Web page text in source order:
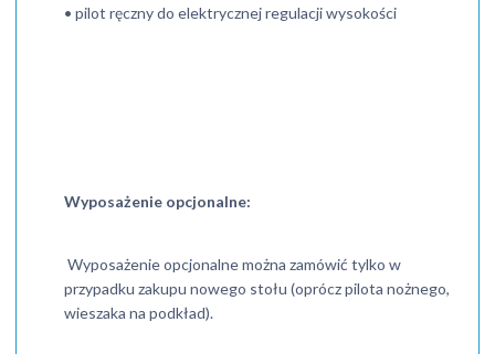
• pilot ręczny do elektrycznej regulacji wysokości
Wyposażenie opcjonalne:
Wyposażenie opcjonalne można zamówić tylko w
przypadku zakupu nowego stołu (oprócz pilota nożnego,
wieszaka na podkład).